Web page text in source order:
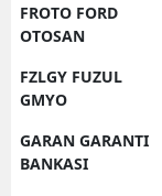
FROTO FORD
OTOSAN
FZLGY FUZUL
GMYO
GARAN GARANTI
BANKASI